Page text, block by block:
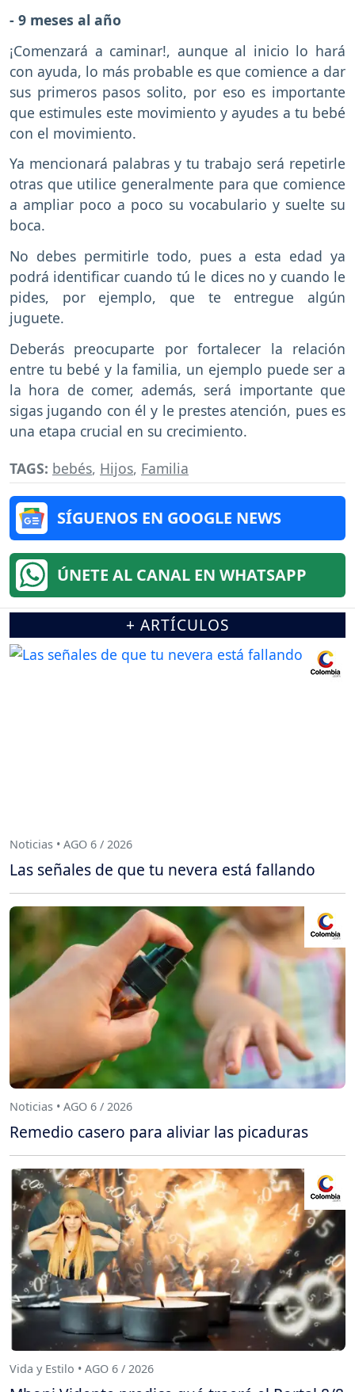
- 9 meses al año
¡Comenzará a caminar!, aunque al inicio lo hará
con ayuda, lo más probable es que comience a dar
sus primeros pasos solito, por eso es importante
que estimules este movimiento y ayudes a tu bebé
con el movimiento.
Ya mencionará palabras y tu trabajo será repetirle
otras que utilice generalmente para que comience
a ampliar poco a poco su vocabulario y suelte su
boca.
No debes permitirle todo, pues a esta edad ya
podrá identificar cuando tú le dices no y cuando le
pides, por ejemplo, que te entregue algún
juguete.
Deberás preocuparte por fortalecer la relación
entre tu bebé y la familia, un ejemplo puede ser a
la hora de comer, además, será importante que
sigas jugando con él y le prestes atención, pues es
una etapa crucial en su crecimiento.
TAGS: bebés, Hijos, Familia
SÍGUENOS EN GOOGLE NEWS
ÚNETE AL CANAL EN WHATSAPP
+ ARTÍCULOS
Noticias • AGO 6 / 2026
Las señales de que tu nevera está fallando
Noticias • AGO 6 / 2026
Remedio casero para aliviar las picaduras
Vida y Estilo • AGO 6 / 2026